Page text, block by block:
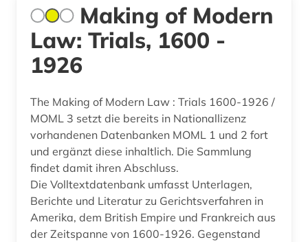
Making of Modern
Law: Trials, 1600 -
1926
The Making of Modern Law : Trials 1600-1926 /
MOML 3 setzt die bereits in Nationallizenz
vorhandenen Datenbanken MOML 1 und 2 fort
und ergänzt diese inhaltlich. Die Sammlung
findet damit ihren Abschluss.
Die Volltextdatenbank umfasst Unterlagen,
Berichte und Literatur zu Gerichtsverfahren in
Amerika, dem British Empire und Frankreich aus
der Zeitspanne von 1600-1926. Gegenstand